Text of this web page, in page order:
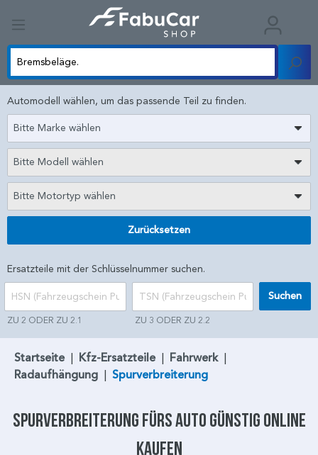
Automodell wählen, um das passende Teil zu finden.
Bitte Marke wählen
Bitte Modell wählen
Bitte Motortyp wählen
Zurücksetzen
Ersatzteile mit der Schlüsselnummer suchen.
ZU 2 ODER ZU 2.1 ZU 3 ODER ZU 2.2
Suchen
Startseite | Kfz-Ersatzteile | Fahrwerk |
Radaufhängung | Spurverbreiterung
Spurverbreiterung fürs Auto günstig online
kaufen